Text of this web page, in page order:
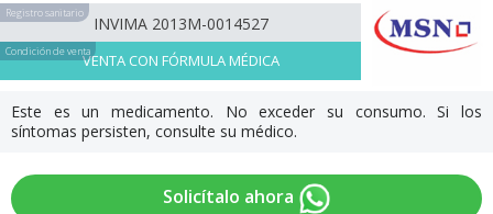
Registro sanitario
INVIMA 2013M-0014527
Condición de ventaVENTA CON FÓRMULA MÉDICA
Este es un medicamento. No exceder su consumo. Si los
síntomas persisten, consulte su médico.
Solicítalo ahora